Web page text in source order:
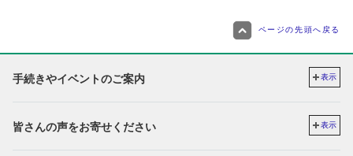
ページの先頭へ戻る
手続きやイベントのご案内 表示
皆さんの声をお寄せください 表示